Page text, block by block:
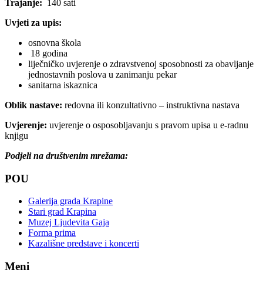
Trajanje: 140 sati
Uvjeti za upis:
osnovna škola
18 godina
liječničko uvjerenje o zdravstvenoj sposobnosti za obavljanje
jednostavnih poslova u zanimanju pekar
sanitarna iskaznica
Oblik nastave: redovna ili konzultativno – instruktivna nastava
Uvjerenje: uvjerenje o osposobljavanju s pravom upisa u e-radnu
knjigu
Podjeli na društvenim mrežama:
POU
Galerija grada Krapine
Stari grad Krapina
Muzej Ljudevita Gaja
Forma prima
Kazališne predstave i koncerti
Meni